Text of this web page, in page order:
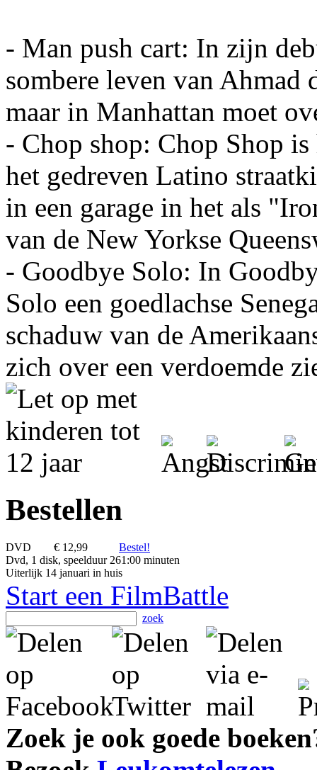
- Man push cart: In zijn
sombere leven van Ahmad
maar in Manhattan moet
- Chop shop: Chop Shop
het gedreven Latino
in een garage in het als
van de New Yorkse
- Goodbye Solo: In
Solo een goedlachse
schaduw van de
zich over een verdoemde
Bestellen
DVD € 12,99
Bestel!
Dvd, 1 disk, speelduur 261:00 minuten
Uiterlijk 14 januari in huis
Start een FilmBattle
zoek
Zoek je ook goede